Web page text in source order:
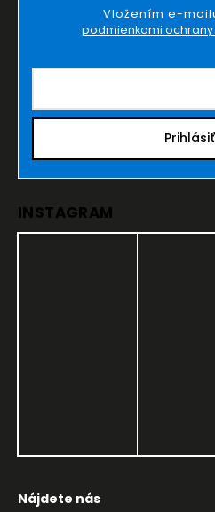
Vložením e-
podmienkami
INSTAGRAM
Nájdete nás